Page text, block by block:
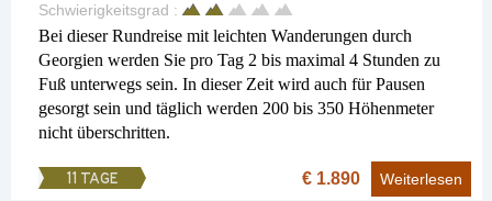
Schwierigkeitsgrad :
Bei dieser Rundreise mit leichten Wanderungen durch
Georgien werden Sie pro Tag 2 bis maximal 4 Stunden zu
Fuß unterwegs sein. In dieser Zeit wird auch für Pausen
gesorgt sein und täglich werden 200 bis 350 Höhenmeter
nicht überschritten.
11 TAGE € 1.890 Weiterlesen